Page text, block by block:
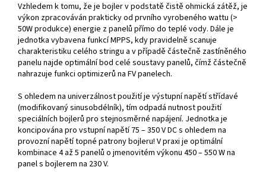
Vzhledem k tomu, že je bojler v podstatě čistě ohmická zátěž, je
výkon zpracováván prakticky od prvního vyrobeného wattu (>
50W produkce) energie z panelů přímo do teplé vody. Dále je
jednotka vybavena funkcí MPPS, kdy pravidelně scanuje
charakteristiku celého stringu a v případě částečně zastíněného
panelu najde optimální bod celé soustavy panelů, čímž částečně
nahrazuje funkci optimizerů na FV panelech.
S ohledem na univerzálnost použití je výstupní napětí střídavé
(modifikovaný sinusobdélník), tím odpadá nutnost použití
speciálních bojlerů pro stejnosměrné napájení. Jednotka je
koncipována pro vstupní napětí 75 – 350 V DC s ohledem na
provozní napětí topné patrony bojleru! V praxi je optimální
kombinace 4 až 5 panelů o jmenovitém výkonu 450 – 550 W na
panel s bojlerem na 230 V.